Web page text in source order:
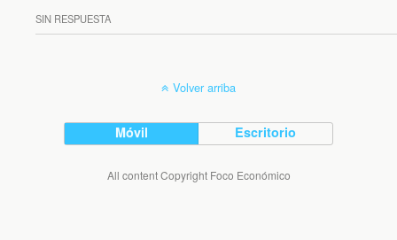
SIN RESPUESTA
Volver arriba
Móvil Escritorio
All content Copyright Foco Económico